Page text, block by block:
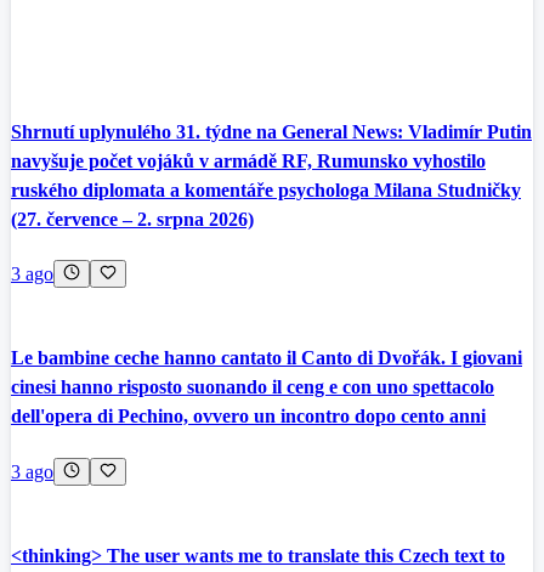
Shrnutí uplynulého 31. týdne na General News: Vladimír Putin
navyšuje počet vojáků v armádě RF, Rumunsko vyhostilo
ruského diplomata a komentáře psychologa Milana Studničky
(27. července – 2. srpna 2026)
3 ago
Le bambine ceche hanno cantato il Canto di Dvořák. I giovani
cinesi hanno risposto suonando il ceng e con uno spettacolo
dell'opera di Pechino, ovvero un incontro dopo cento anni
3 ago
<thinking> The user wants me to translate this Czech text to